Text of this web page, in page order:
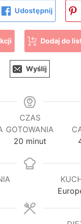
Udostępnij
Dodaj do
Wyślij
CZAS
GOTOWANIA
20minuty
minut